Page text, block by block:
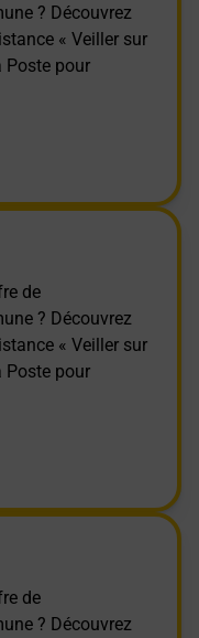
? Découvrez
« Veiller sur
Poste pour
de
? Découvrez
« Veiller sur
Poste pour
de
? Découvrez